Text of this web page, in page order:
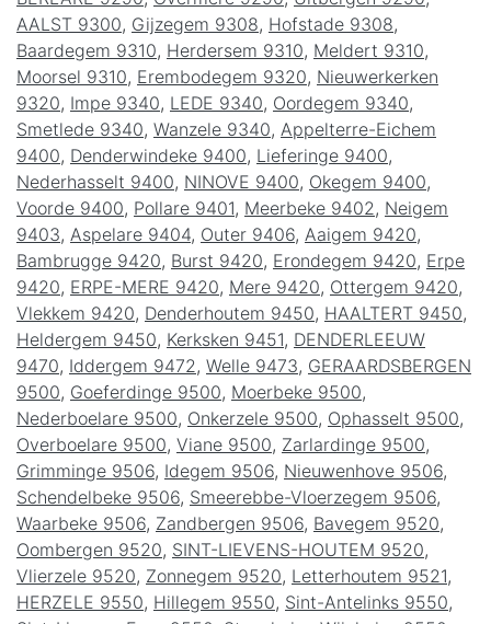
AALST 9300, Gijzegem 9308, Hofstade 9308,
Baardegem 9310, Herdersem 9310, Meldert 9310,
Moorsel 9310, Erembodegem 9320, Nieuwerkerken
9320, Impe 9340, LEDE 9340, Oordegem 9340,
Smetlede 9340, Wanzele 9340, Appelterre-Eichem
9400, Denderwindeke 9400, Lieferinge 9400,
Nederhasselt 9400, NINOVE 9400, Okegem 9400,
Voorde 9400, Pollare 9401, Meerbeke 9402 , Neigem
9403, Aspelare 9404, Outer 9406, Aaigem 9420,
Bambrugge 9420, Burst 9420, Erondegem 9420, Erpe
9420, ERPE-MERE 9420, Mere 9420, Ottergem 9420,
Vlekkem 9420, Denderhoutem 9450, HAALTERT 9450,
Heldergem 9450, Kerksken 9451, DENDERLEEUW
9470, Iddergem 9472 , Welle 9473, GERAARDSBERGEN
9500, Goeferdinge 9500, Moerbeke 9500,
Nederboelare 9500, Onkerzele 9500, Ophasselt 9500,
Overboelare 9500, Viane 9500, Zarlardinge 9500,
Grimminge 9506, Idegem 9506, Nieuwenhove 9506,
Schendelbeke 9506, Smeerebbe-Vloerzegem 9506,
Waarbeke 9506, Zandbergen 9506, Bavegem 9520,
Oombergen 9520, SINT-LIEVENS-HOUTEM 9520,
Vlierzele 9520, Zonnegem 9520, Letterhoutem 9521,
HERZELE 9550, Hillegem 9550, Sint-Antelinks 9550,